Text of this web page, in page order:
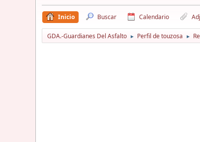
Inicio Buscar Calendario
GDA.-Guardianes Del Asfalto ► Perfil de touzosa ►